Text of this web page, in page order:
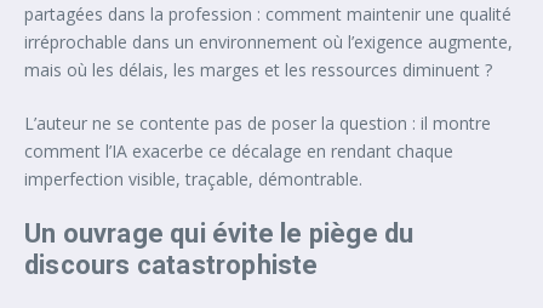
partagées dans la profession : comment maintenir une qualité
irréprochable dans un environnement où l’exigence augmente,
mais où les délais, les marges et les ressources diminuent ?
L’auteur ne se contente pas de poser la question : il montre
comment l’IA exacerbe ce décalage en rendant chaque
imperfection visible, traçable, démontrable.
Un ouvrage qui évite le piège du
discours catastrophiste